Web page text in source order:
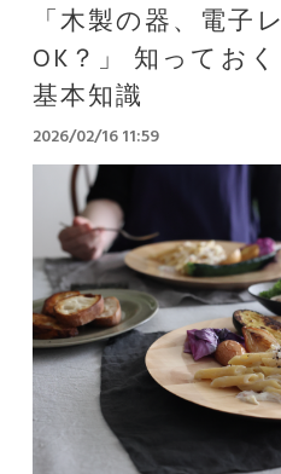
「木製の器、電子
OK？」 知ってお
基本知識
2026/02/16 11:59